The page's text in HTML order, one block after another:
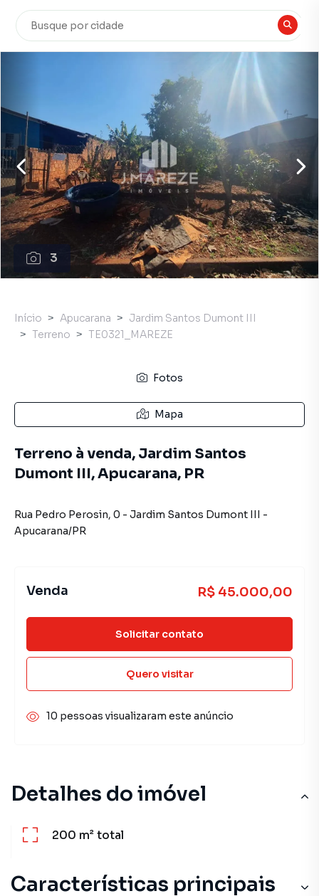
3
Detalhes do imóvel
200 m²total
Características principais
Início Apucarana
Jardim Santos Dumont III
Terreno
TE0321_MAREZE
Fotos
Mapa
Terreno à venda, Jardim Santos
Dumont III, Apucarana, PR
Rua Pedro Perosin, 0 - Jardim Santos Dumont III -
Apucarana/PR
Venda R$ 45.000,00
Solicitar contato
Quero visitar
10 pessoas visualizaram este anúncio